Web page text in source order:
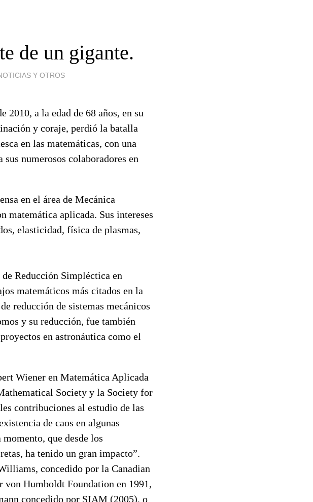
de un gigante.
Y OTROS
2010, a la edad de 68 años, en su
y coraje, perdió la batalla
en las matemáticas, con una
numerosos colaboradores en
en el área de Mecánica
matemática aplicada. Sus intereses
elasticidad, física de plasmas,
Reducción Simpléctica en
matemáticos más citados en la
reducción de sistemas mecánicos
y su reducción, fue también
en astronáutica como el
Wiener en Matemática Aplicada
Society y la Society for
contribuciones al estudio de las
de caos en algunas
que desde los
ha tenido un gran impacto”.
concedido por la Canadian
Humboldt Foundation en 1991,
concedido por SIAM (2005), o